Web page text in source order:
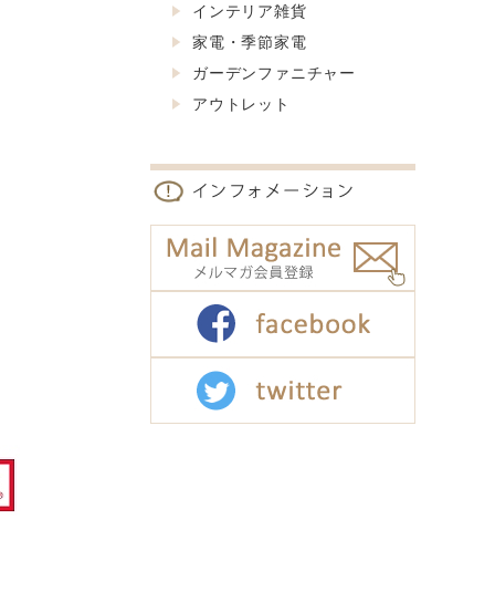
インテリア雑貨
家電・季節家電
ガーデンファニチャー
アウトレット